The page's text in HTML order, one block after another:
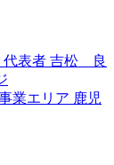
代表者 吉松 良
業エリア 鹿児